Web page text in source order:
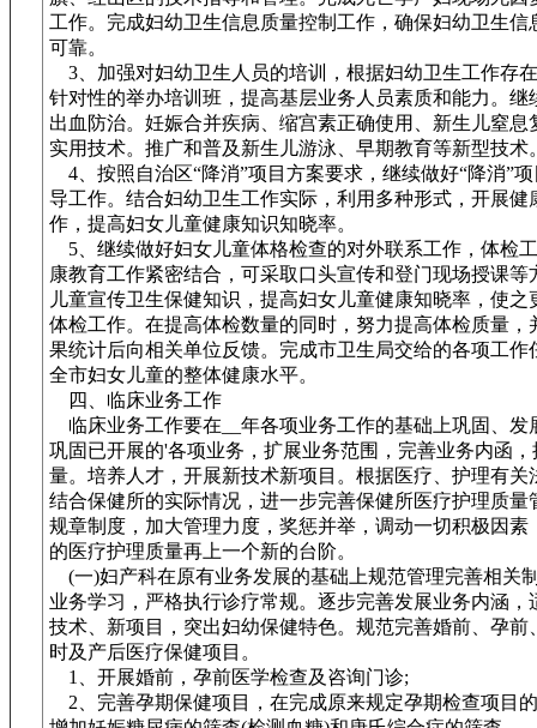
工作。完成妇幼卫生信息质量控制工作，确保妇幼卫生信
可靠。
3、加强对妇幼卫生人员的培训，根据妇幼卫生工作存
针对性的举办培训班，提高基层业务人员素质和能力。继
出血防治。妊娠合并疾病、缩宫素正确使用、新生儿窒息
实用技术。推广和普及新生儿游泳、早期教育等新型技术
4、按照自治区“降消”项目方案要求，继续做好“降消”
导工作。结合妇幼卫生工作实际，利用多种形式，开展健
作，提高妇女儿童健康知识知晓率。
5、继续做好妇女儿童体格检查的对外联系工作，体检
康教育工作紧密结合，可采取口头宣传和登门现场授课等
儿童宣传卫生保健知识，提高妇女儿童健康知晓率，使之
体检工作。在提高体检数量的同时，努力提高体检质量，
果统计后向相关单位反馈。完成市卫生局交给的各项工作
全市妇女儿童的整体健康水平。
四、临床业务工作
临床业务工作要在__年各项业务工作的基础上巩固、发
巩固已开展的'各项业务，扩展业务范围，完善业务内函
量。培养人才，开展新技术新项目。根据医疗、护理有关
结合保健所的实际情况，进一步完善保健所医疗护理质量
规章制度，加大管理力度，奖惩并举，调动一切积极因素
的医疗护理质量再上一个新的台阶。
(一)妇产科在原有业务发展的基础上规范管理完善相关
业务学习，严格执行诊疗常规。逐步完善发展业务内涵，
技术、新项目，突出妇幼保健特色。规范完善婚前、孕前
时及产后医疗保健项目。
1、开展婚前，孕前医学检查及咨询门诊;
2、完善孕期保健项目，在完成原来规定孕期检查项目